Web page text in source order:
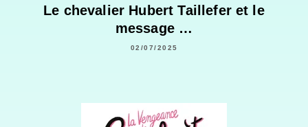
Le chevalier Hubert Taillefer et le
message …
02/07/2025